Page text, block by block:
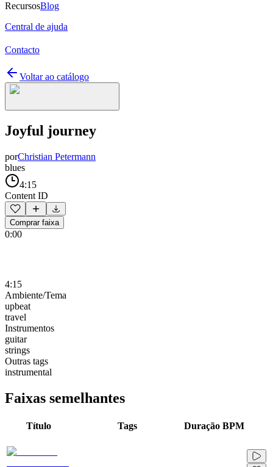
RecursosBlog
Central de ajuda
Contacto
Voltar ao catálogo
Joyful journey
porChristian Petermann
blues
4:15
Content ID
Comprar faixa
0:00
4:15
Ambiente/Tema
upbeat
travel
Instrumentos
guitar
strings
Outras tags
instrumental
Faixas semelhantes
Título Tags Duração BPM